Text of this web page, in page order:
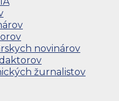
novinárov
žurnalistov